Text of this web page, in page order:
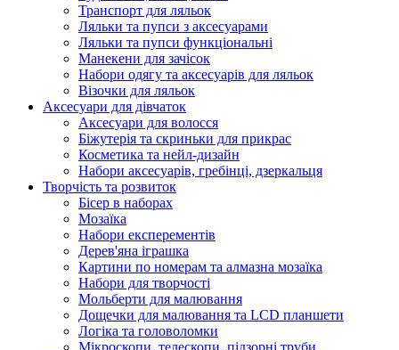
Транспорт для ляльок
Ляльки та пупси з аксесуарами
Ляльки та пупси функціональні
Манекени для зачісок
Набори одягу та аксесуарів для ляльок
Візочки для ляльок
Аксесуари для дівчаток
Аксесуари для волосся
Біжутерія та скриньки для прикрас
Косметика та нейл-дизайн
Набори аксесуарів, гребінці, дзеркальця
Творчість та розвиток
Бісер в наборах
Мозаїка
Набори експерементів
Дерев'яна іграшка
Картини по номерам та алмазна мозаїка
Набори для творчості
Мольберти для малювання
Дощечки для малювання та LCD планшети
Логіка та головоломки
Мікроскопи, телескопи, підзорні труби